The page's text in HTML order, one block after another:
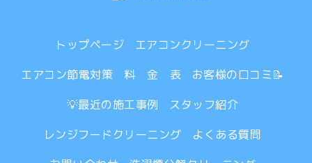
トップページ
エアコンクリーニング
エアコン節電対策
料 金 表
お客様の口コミ📝
💡最近の施工事例
スタッフ紹介
レンジフードクリーニング
よくある質問